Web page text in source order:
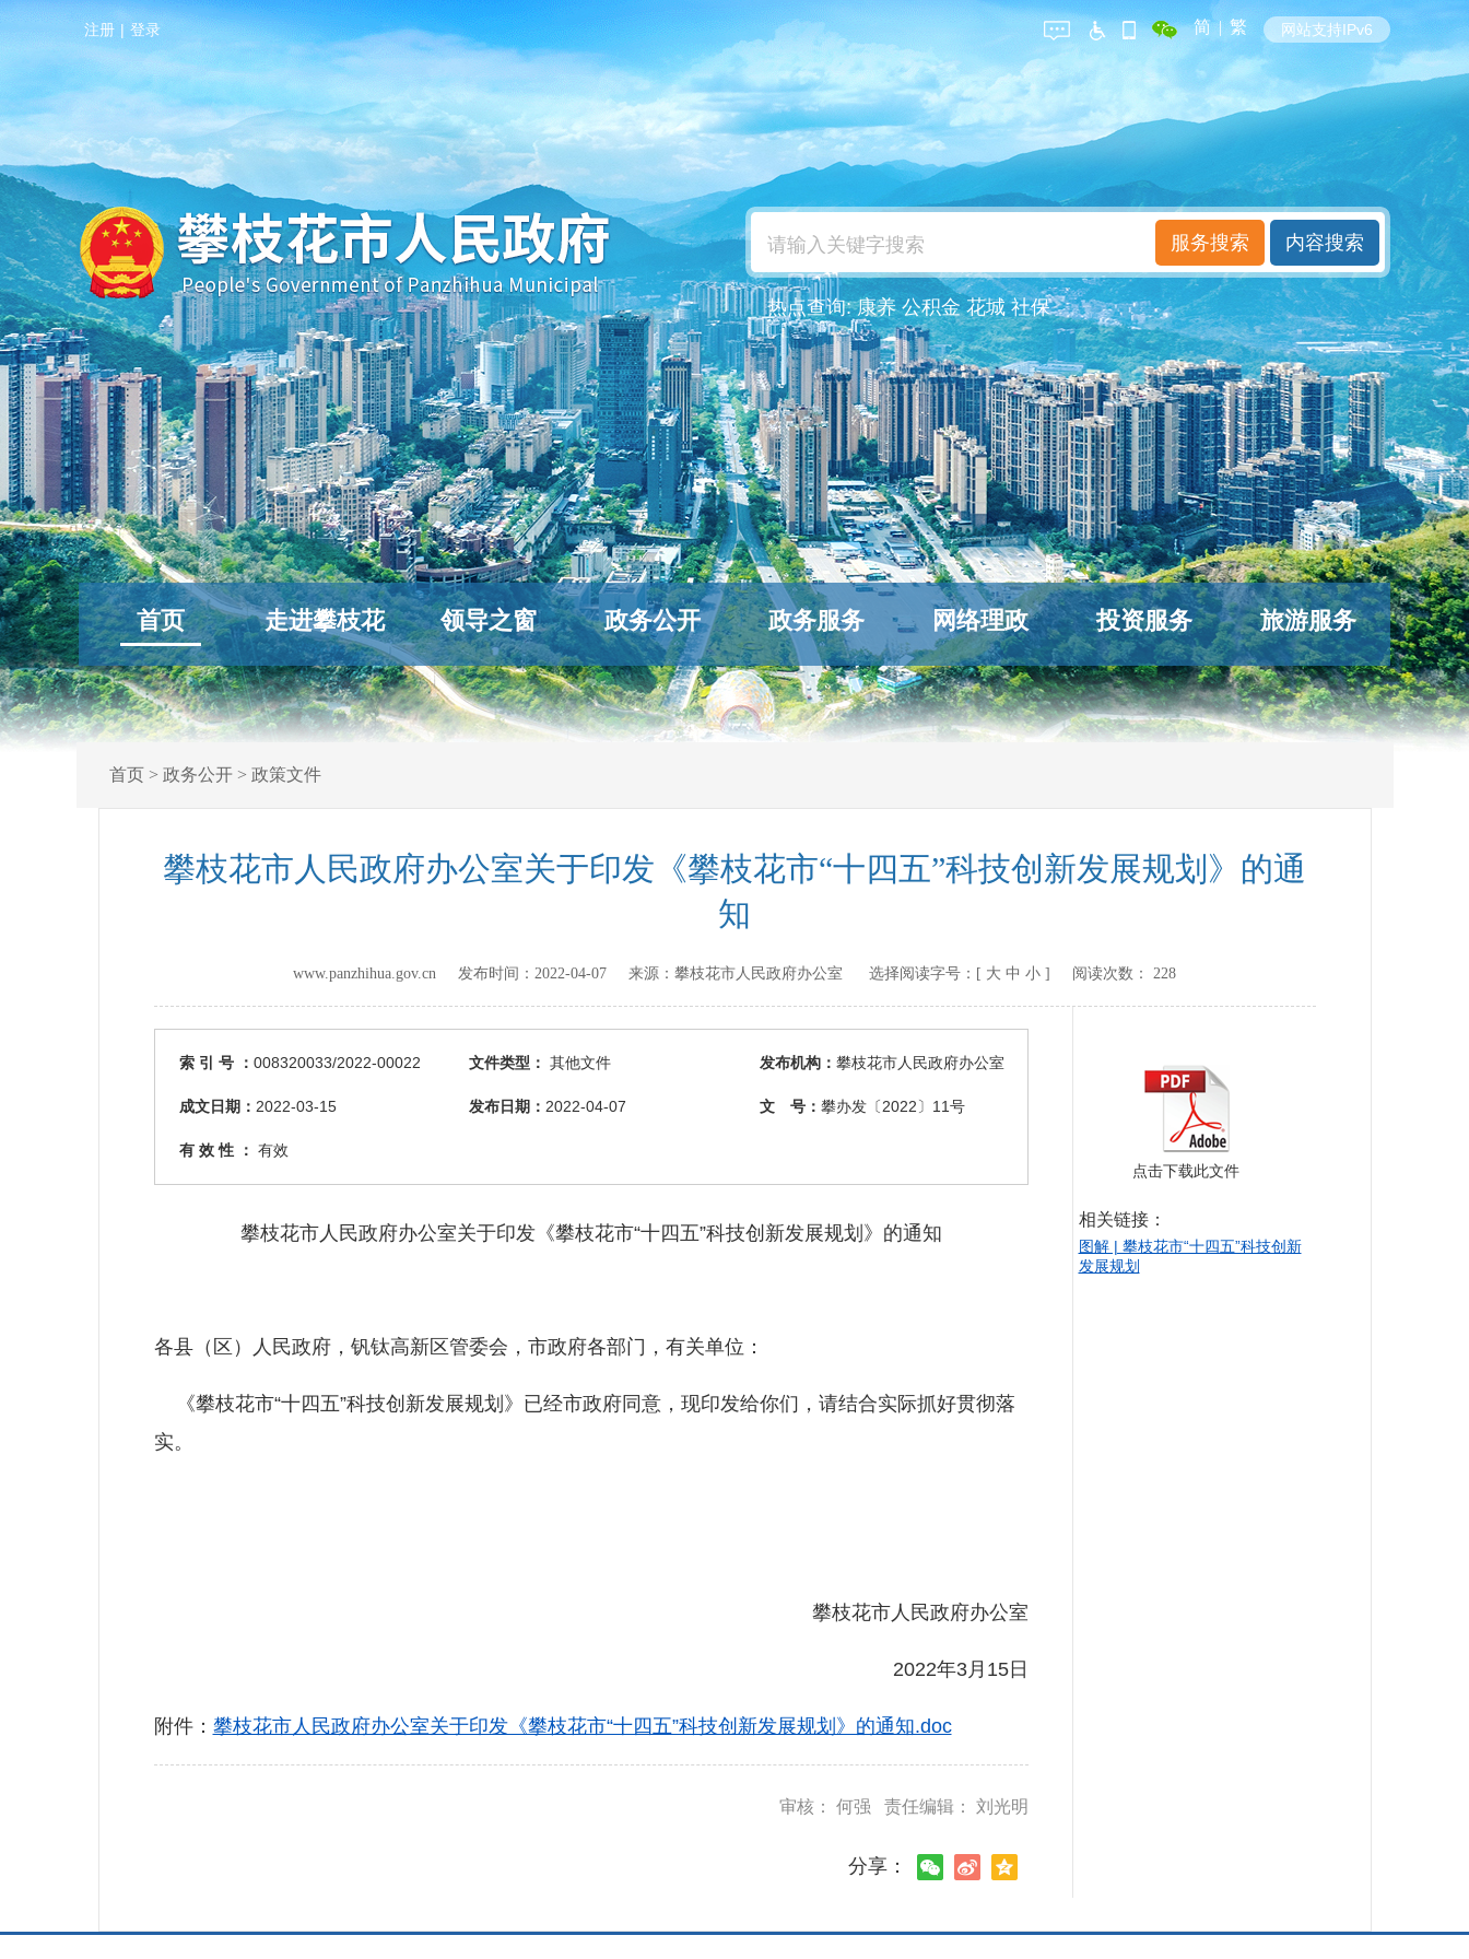
注册 | 登录 简 | 繁 网站支持IPv6
热点查询:康养 公积金 花城 社保
首页 走进攀枝花 领导之窗 政务公开 政务服务 网络理政 投资服务 旅游服务
首页> 政务公开> 政策文件
攀枝花市人民政府办公室关于印发《攀枝花市“十四五”科技创新发展规划》的通
知
www.panzhihua.gov.cn 发布时间： 2022-04-07 来源： 攀枝花市人民政府办公室 选择阅读字号：[ 大 中 小 ] 阅读次数： 228
索 引 号 ： 008320033/2022-00022 文件类型： 其他文件 发布机构： 攀枝花市人民政府办公室
成文日期： 2022-03-15 发布日期： 2022-04-07 文 号： 攀办发〔2022〕11号
有 效 性 ： 有效
攀枝花市人民政府办公室关于印发《攀枝花市“十四五”科技创新发展规划》的通知
各县（区）人民政府，钒钛高新区管委会，市政府各部门，有关单位：
《攀枝花市“十四五”科技创新发展规划》已经市政府同意，现印发给你们，请结合实际抓好贯彻落
实。
攀枝花市人民政府办公室
2022年3月15日
附件： 攀枝花市人民政府办公室关于印发《攀枝花市“十四五”科技创新发展规划》的通知.doc
审核： 何强 责任编辑： 刘光明
分享：
点击下载此文件
相关链接：
图解 | 攀枝花市“十四五”科技创新
发展规划